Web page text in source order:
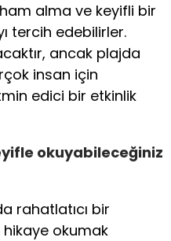
alma ve keyifli bir
tercih edebilirler.
ancak plajda
insan için
edici bir etkinlik
okuyabileceğiniz
rahatlatıcı bir
okumak